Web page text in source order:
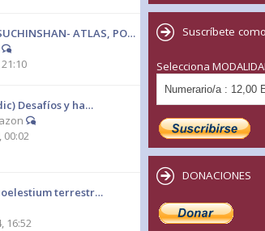
ATLAS, PO…
Desafíos y ha…
00:02
terrestr…
16:52
Suscríbete
Selecciona
DONACIONES